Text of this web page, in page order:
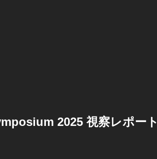
2025 視察レポート